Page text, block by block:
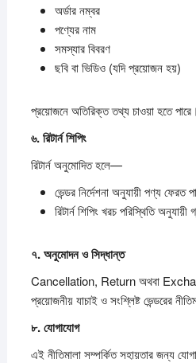
অর্ডার নম্বর
পণ্যের নাম
সমস্যার বিবরণ
ছবি বা ভিডিও (যদি প্রয়োজন হয়)
প্রয়োজনে অতিরিক্ত তথ্য চাওয়া হতে পারে।
৬.রিটার্নশিপিং
রিটার্ন অনুমোদিত হলে—
ভেন্ডর নির্দেশনা অনুযায়ী পণ্য ফেরত
রিটার্ন শিপিং খরচ পরিস্থিতি
৭.অনুমোদনওসিদ্ধান্ত
Cancellation, Return অথবা
প্রয়োজনীয় যাচাই ও সংশ্লিষ্ট ভেন্ডরের
৮.যোগাযোগ
এই নীতিমালা সম্পর্কিত সহায়তার জন্য